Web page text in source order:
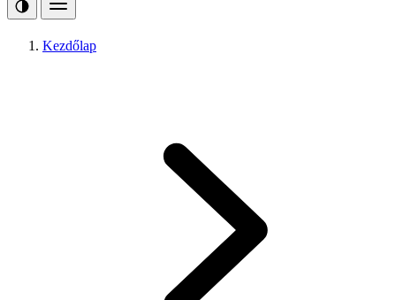
Kezdőlap